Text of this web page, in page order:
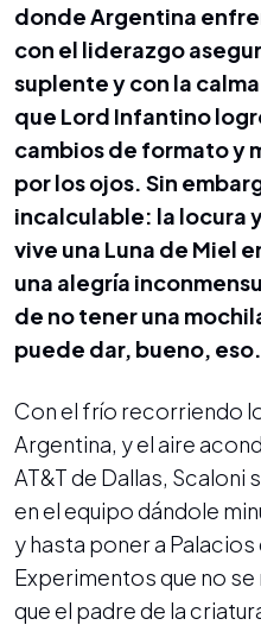
donde Argentina
con el liderazgo
suplente y con la
que Lord Infantino
cambios de formato y
por los ojos. Sin
incalculable: la locura
vive una Luna de Miel
una alegría
de no tener una
puede dar, bueno, eso.
Con el frío recorriendo
Argentina, y el aire
AT&T de Dallas,
en el equipo dándole
y hasta poner a
Experimentos que no
que el padre de la